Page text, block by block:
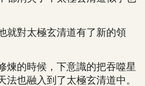
對太極玄清道有了新的領
的時候，下意識的把吞噬星
法也融入到了太極玄清道中。